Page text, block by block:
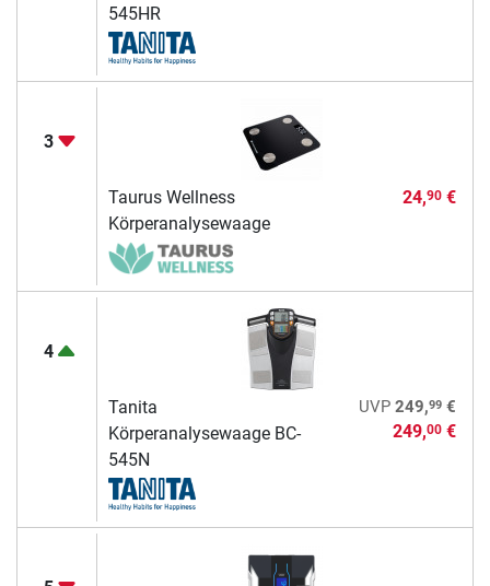
545HR
3
Taurus Wellness
Körperanalysewaage
24,90€
4
Tanita
Körperanalysewaage BC-
545N
UVP 249,99€
249,00€